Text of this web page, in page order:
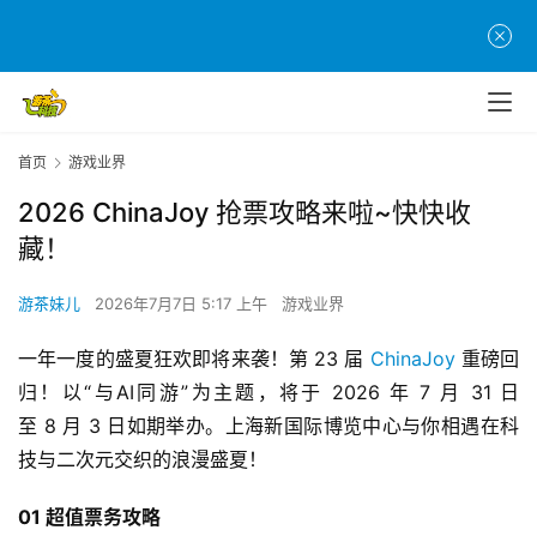
首页 游戏业界
2026 ChinaJoy 抢票攻略来啦~快快收
藏！
游茶妹儿 2026年7月7日 5:17 上午 游戏业界
一年一度的盛夏狂欢即将来袭！第 23 届 ChinaJoy 重磅回
归！以“与AI同游”为主题，将于 2026 年 7 月 31 日
至 8 月 3 日如期举办。上海新国际博览中心与你相遇在科
技与二次元交织的浪漫盛夏！
01 超值票务攻略